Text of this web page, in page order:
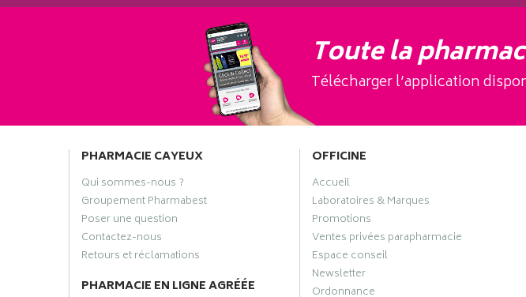
Toute la
Télécharger l’application
PHARMACIE CAYEUX
Qui sommes-nous ?
Groupement Pharmabest
Poser une question
Contactez-nous
Retours et réclamations
PHARMACIE EN LIGNE AGRÉÉE
OFFICINE
Accueil
Laboratoires & Marques
Promotions
Ventes privées parapharmacie
Espace conseil
Newsletter
Ordonnance